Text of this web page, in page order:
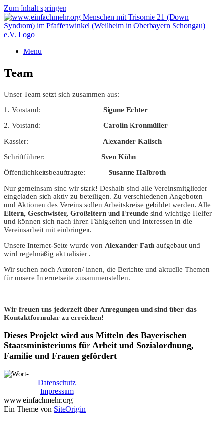
Zum Inhalt springen
Menü
Team
Unser Team setzt sich zusammen aus:
1. Vorstand: Sigune Echter
2. Vorstand: Carolin Kronmüller
Kassier: Alexander Kalisch
Schriftführer: Sven Kühn
Öffentlichkeitsbeauftragte: Susanne Halbroth
Nur gemeinsam sind wir stark! Deshalb sind alle Vereinsmitglieder
eingeladen sich aktiv zu beteiligen. Zu verschiedenen Angeboten
und Aktionen des Vereins sollen Arbeitskreise gebildet werden. Alle
Eltern, Geschwister, Großeltern und Freunde sind wichtige Helfer
und können sich nach ihren Fähigkeiten und Interessen in die
Vereinsarbeit mit einbringen.
Unsere Internet-Seite wurde von Alexander Fath aufgebaut und
wird regelmäßig aktualisiert.
Wir suchen noch Autoren/ innen, die Berichte und aktuelle Themen
für unsere Internetseite zusammenstellen.
Wir freuen uns jederzeit über Anregungen und sind über das
Kontaktformular zu erreichen!
Dieses Projekt wird aus Mitteln des Bayerischen
Staatsministeriums für Arbeit und Sozialordnung,
Familie und Frauen gefördert
Datenschutz
Impressum
www.einfachmehr.org
Ein Theme von SiteOrigin